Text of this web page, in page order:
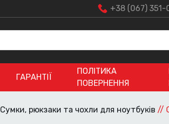
+38 (067) 351-
ГАРАНТІЇ
ПОЛІТИКА
ПОВЕРНЕННЯ
Сумки, рюкзаки та чохли для ноутбуків //